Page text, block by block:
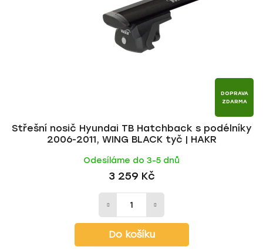
DOPRAVA
ZDARMA
Střešní nosič Hyundai TB Hatchback s podélníky
2006-2011, WING BLACK tyč | HAKR
Odesíláme do 3-5 dnů
3 259 Kč
Do košíku